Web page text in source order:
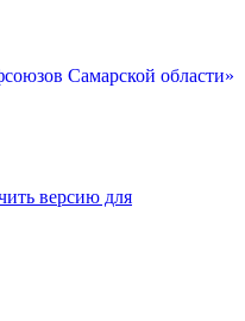
Самарской области»
версию для